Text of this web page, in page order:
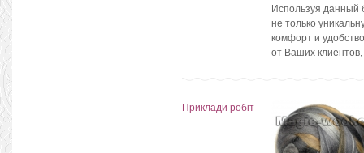
Используя данный
не только
комфорт и
от Ваших
Приклади робіт